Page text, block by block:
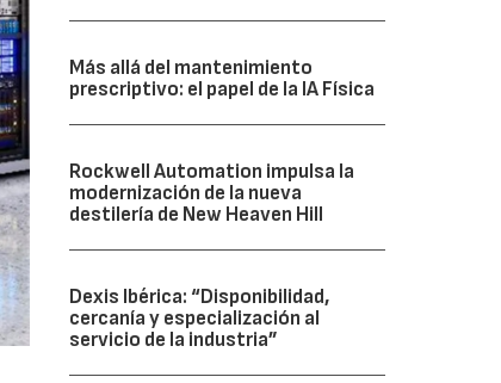
Más allá del mantenimiento
prescriptivo: el papel de la IA Física
Rockwell Automation impulsa la
modernización de la nueva
destilería de New Heaven Hill
Dexis Ibérica: “Disponibilidad,
cercanía y especialización al
servicio de la industria”